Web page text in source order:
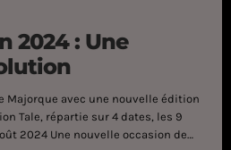
2024 : Une
Majorque avec une nouvelle édition
Tale, répartie sur 4 dates, les 9
2024 Une nouvelle occasion de